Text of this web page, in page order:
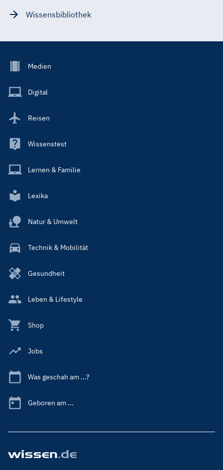
Wissensbibliothek
Footer
Main
Medien
Digital
Reisen
Wissenstest
Lernen & Familie
Lexika
Natur & Umwelt
Technik & Mobilität
Gesundheit
Leben & Lifestyle
Shop
Jobs
Was geschah am ...?
Geboren am ...